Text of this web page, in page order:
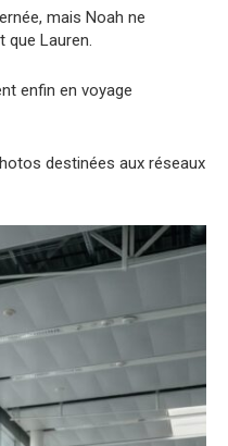
mais Noah ne
que Lauren.
enfin en voyage
destinées aux réseaux